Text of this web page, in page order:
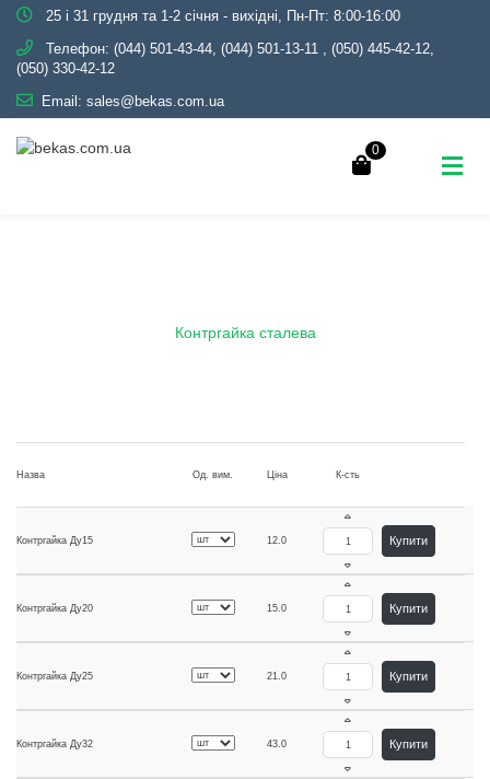
25 і 31 грудня та 1-2 січня - вихідні, Пн-Пт: 8:00-16:00
Телефон: (044) 501-43-44, (044) 501-13-11 , (050) 445-42-12,
(050) 330-42-12
Email: sales@bekas.com.ua
0
Контргайка сталева
Назва Од. вим. Ціна К-сть
Контргайка Ду15 12.0 Купити
Контргайка Ду20 15.0 Купити
Контргайка Ду25 21.0 Купити
Контргайка Ду32 43.0 Купити